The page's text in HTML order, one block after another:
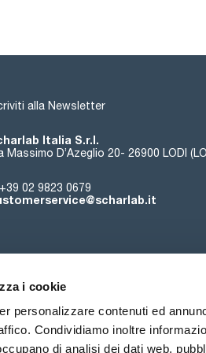
i cookie
personalizzare contenuti ed
Condividiamo inoltre
di analisi dei dati web,
alla Newsletter
Italia S.r.l.
Massimo D’Azeglio 20- 26900 LODI
+39 02 9823 0679
Chi siamo Eventi